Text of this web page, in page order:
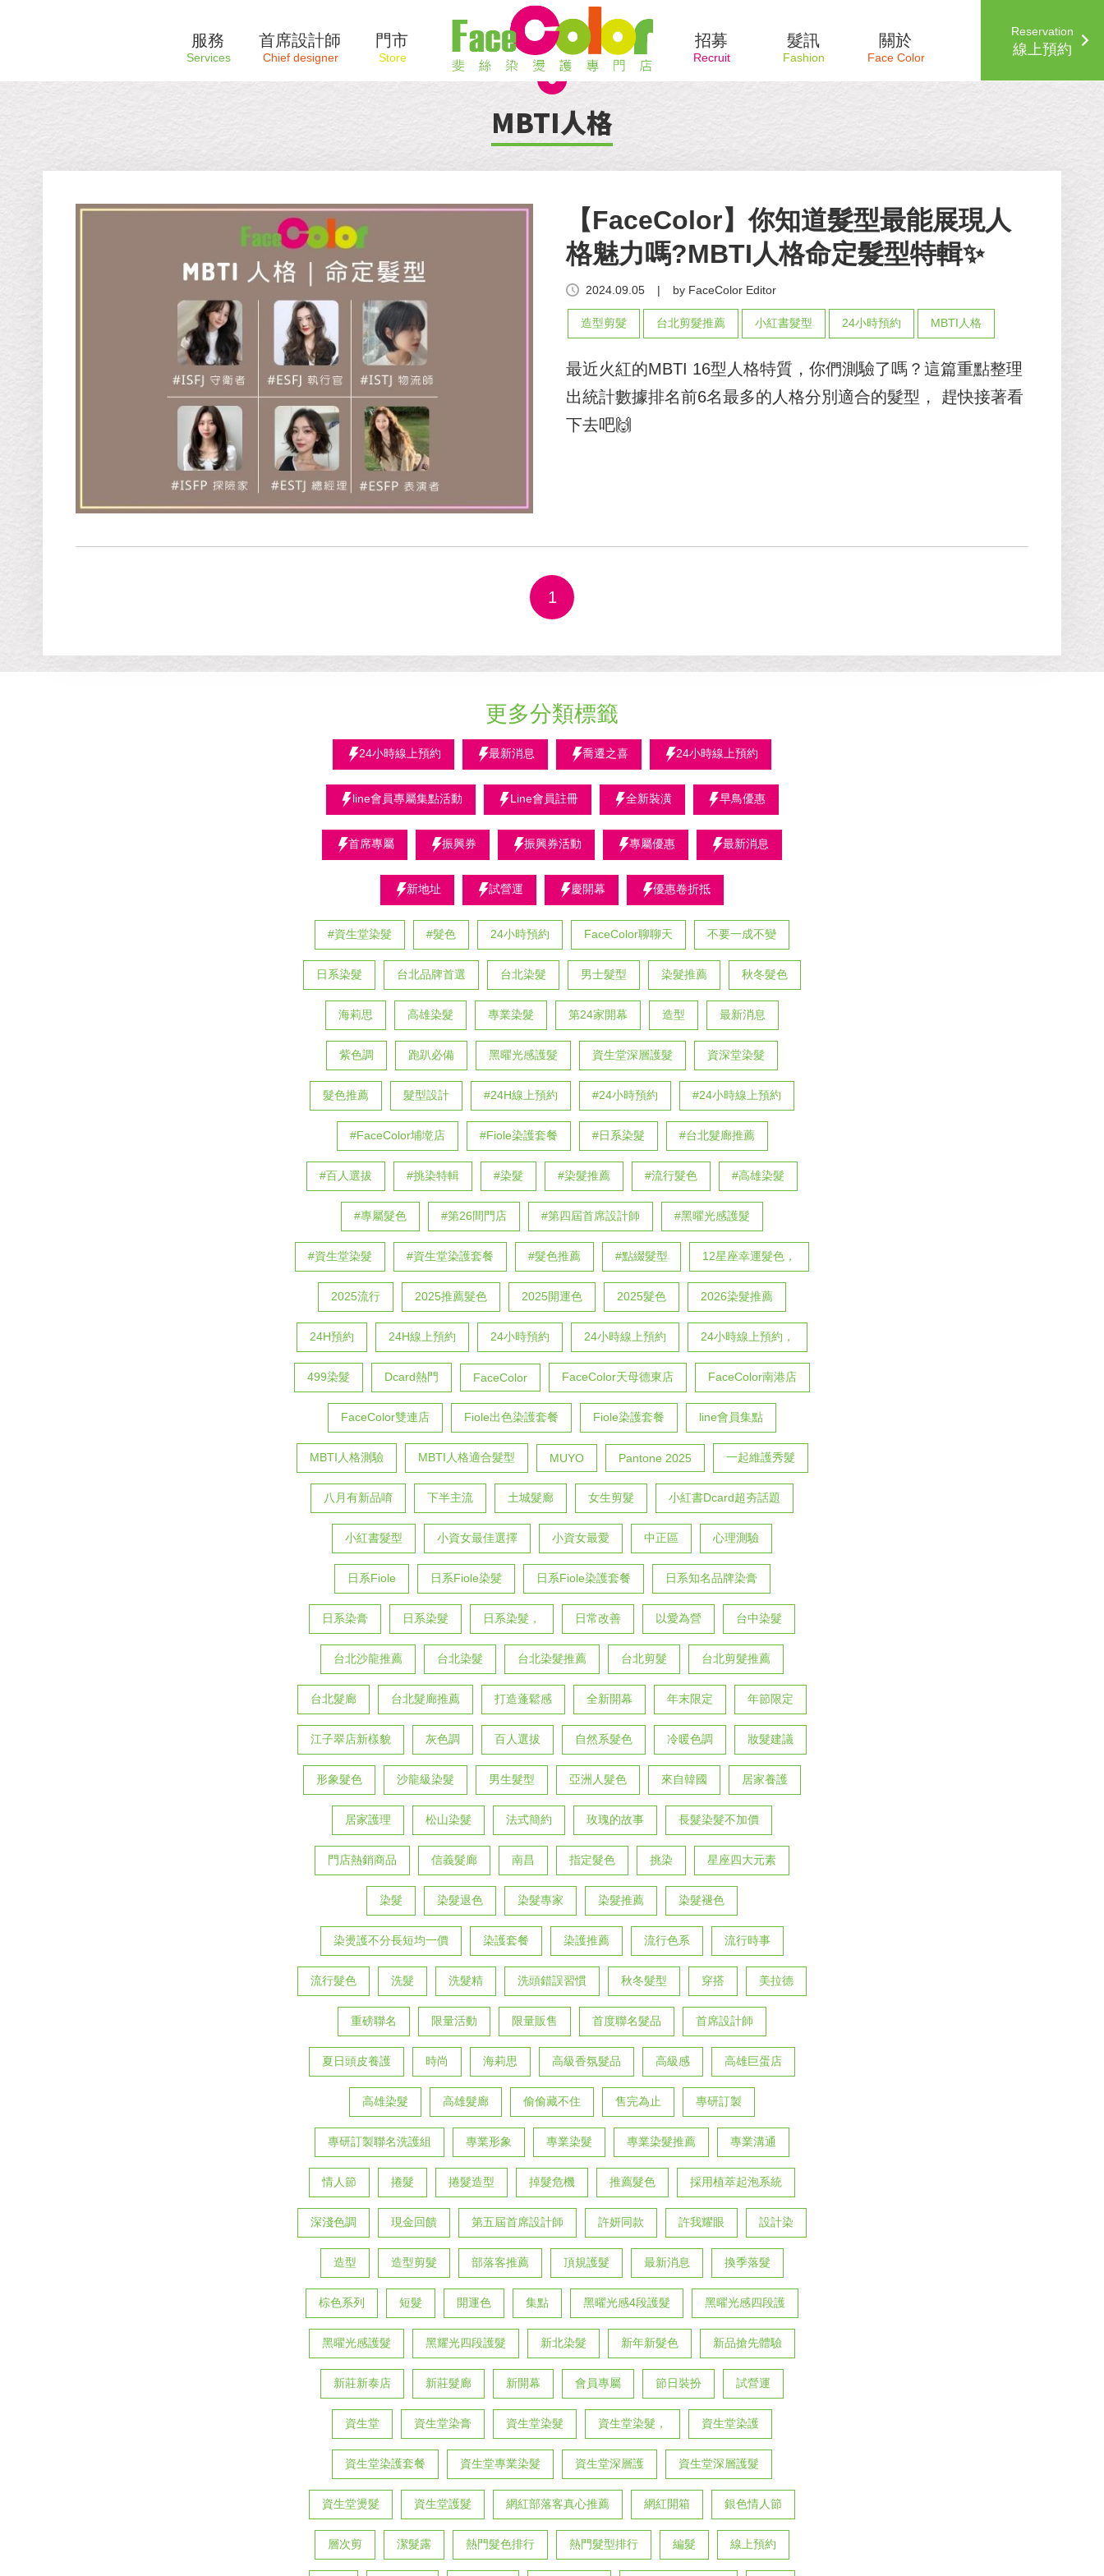
服務 首席設計師 門市 招募 髮訊 關於 Reservation
線上預約
MBTI人格
【FaceColor】你知道髮型最能展現人
格魅力嗎?MBTI人格命定髮型特輯✨
2024.09.05 | by FaceColor Editor
造型剪髮 台北剪髮推薦 小紅書髮型 24小時預約 MBTI人格
最近火紅的MBTI 16型人格特質，你們測驗了嗎？這篇重點整理
出統計數據排名前6名最多的人格分別適合的髮型， 趕快接著看
下去吧🙌
1
更多分類標籤
24小時線上預約 最新消息 喬遷之喜 24小時線上預約
line會員專屬集點活動 Line會員註冊 全新裝潢 早鳥優惠
首席專屬 振興券 振興券活動 專屬優惠 最新消息
新地址 試營運 慶開幕 優惠卷折抵
#資生堂染髮 #髮色 24小時預約 FaceColor聊聊天 不要一成不變
日系染髮 台北品牌首選 台北染髮 男士髮型 染髮推薦 秋冬髮色
海莉思 高雄染髮 專業染髮 第24家開幕 造型 最新消息
紫色調 跑趴必備 黑曜光感護髮 資生堂深層護髮 資深堂染髮
髮色推薦 髮型設計 #24H線上預約 #24小時預約 #24小時線上預約
#FaceColor埔墘店 #Fiole染護套餐 #日系染髮 #台北髮廊推薦
#百人選拔 #挑染特輯 #染髮 #染髮推薦 #流行髮色 #高雄染髮
#專屬髮色 #第26間門店 #第四屆首席設計師 #黑曜光感護髮
#資生堂染髮 #資生堂染護套餐 #髮色推薦 #點綴髮型 12星座幸運髮色，
2025流行 2025推薦髮色 2025開運色 2025髮色 2026染髮推薦
24H預約 24H線上預約 24小時預約 24小時線上預約 24小時線上預約，
499染髮 Dcard熱門 FaceColor FaceColor天母德東店 FaceColor南港店
FaceColor雙連店 Fiole出色染護套餐 Fiole染護套餐 line會員集點
MBTI人格測驗 MBTI人格適合髮型 MUYO Pantone 2025 一起維護秀髮
八月有新品唷 下半主流 土城髮廊 女生剪髮 小紅書Dcard超夯話題
小紅書髮型 小資女最佳選擇 小資女最愛 中正區 心理測驗
日系Fiole 日系Fiole染髮 日系Fiole染護套餐 日系知名品牌染膏
日系染膏 日系染髮 日系染髮， 日常改善 以愛為營 台中染髮
台北沙龍推薦 台北染髮 台北染髮推薦 台北剪髮 台北剪髮推薦
台北髮廊 台北髮廊推薦 打造蓬鬆感 全新開幕 年末限定 年節限定
江子翠店新樣貌 灰色調 百人選拔 自然系髮色 冷暖色調 妝髮建議
形象髮色 沙龍級染髮 男生髮型 亞洲人髮色 來自韓國 居家養護
居家護理 松山染髮 法式簡約 玫瑰的故事 長髮染髮不加價
門店熱銷商品 信義髮廊 南昌 指定髮色 挑染 星座四大元素
染髮 染髮退色 染髮專家 染髮推薦 染髮褪色
染燙護不分長短均一價 染護套餐 染護推薦 流行色系 流行時事
流行髮色 洗髮 洗髮精 洗頭錯誤習慣 秋冬髮型 穿搭 美拉德
重磅聯名 限量活動 限量販售 首度聯名髮品 首席設計師
夏日頭皮養護 時尚 海莉思 高級香氛髮品 高級感 高雄巨蛋店
高雄染髮 高雄髮廊 偷偷藏不住 售完為止 專研訂製
專研訂製聯名洗護組 專業形象 專業染髮 專業染髮推薦 專業溝通
情人節 捲髮 捲髮造型 掉髮危機 推薦髮色 採用植萃起泡系統
深淺色調 現金回饋 第五屆首席設計師 許妍同款 許我耀眼 設計染
造型 造型剪髮 部落客推薦 頂規護髮 最新消息 換季落髮
棕色系列 短髮 開運色 集點 黑曜光感4段護髮 黑曜光感四段護
黑曜光感護髮 黑耀光四段護髮 新北染髮 新年新髮色 新品搶先體驗
新莊新泰店 新莊髮廊 新開幕 會員專屬 節日裝扮 試營運
資生堂 資生堂染膏 資生堂染髮 資生堂染髮， 資生堂染護
資生堂染護套餐 資生堂專業染髮 資生堂深層護 資生堂深層護髮
資生堂燙髮 資生堂護髮 網紅部落客真心推薦 網紅開箱 銀色情人節
層次剪 潔髮露 熱門髮色排行 熱門髮型排行 編髮 線上預約